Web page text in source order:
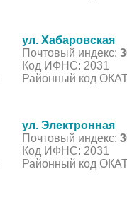
ул. Хабаровская
Почтовый индекс:
Код ИФНС: 2031
Районный код
ул. Электронная
Почтовый индекс:
Код ИФНС: 2031
Районный код